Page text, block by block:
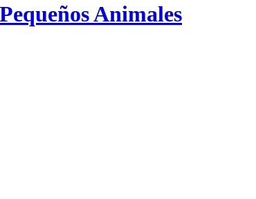
Animales